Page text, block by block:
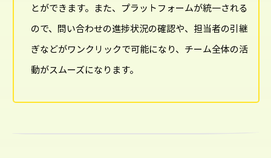
とができます。また、プラットフォームが統一される
ので、問い合わせの進捗状況の確認や、担当者の引継
ぎなどがワンクリックで可能になり、チーム全体の活
動がスムーズになります。